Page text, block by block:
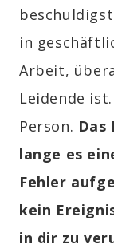
in
Arbeit,
Leidende
Person. Das
lange es
Fehler
kein
in dir zu